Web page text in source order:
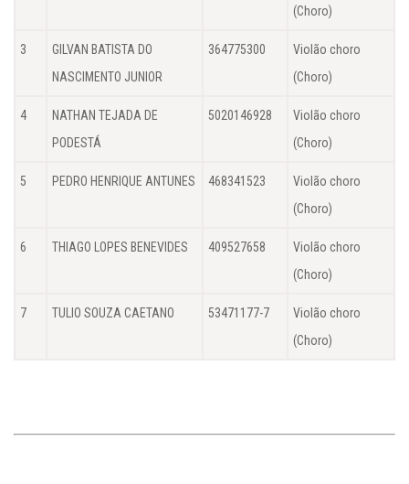
(Choro)
3
GILVAN BATISTA DO
NASCIMENTO JUNIOR
364775300
Violão choro
(Choro)
4
NATHAN TEJADA DE
PODESTÁ
5020146928
Violão choro
(Choro)
5 PEDRO HENRIQUE ANTUNES 468341523
Violão choro
(Choro)
6 THIAGO LOPES BENEVIDES 409527658
Violão choro
(Choro)
7 TULIO SOUZA CAETANO 53471177-7
Violão choro
(Choro)